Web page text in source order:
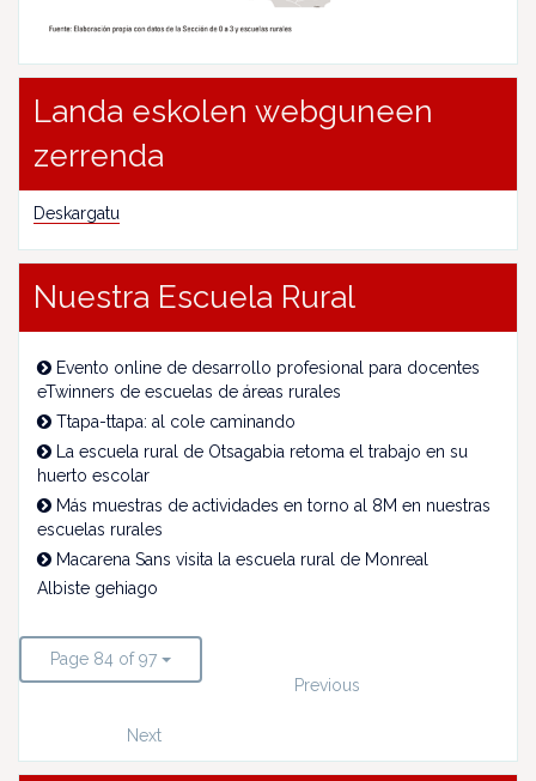
Landa eskolen webguneen
zerrenda
Deskargatu
Nuestra Escuela Rural
Evento online de desarrollo profesional para docentes
eTwinners de escuelas de áreas rurales
Ttapa-ttapa: al cole caminando
La escuela rural de Otsagabia retoma el trabajo en su
huerto escolar
Más muestras de actividades en torno al 8M en nuestras
escuelas rurales
Macarena Sans visita la escuela rural de Monreal
Albiste gehiago
Page 84 of 97
Previous
Next